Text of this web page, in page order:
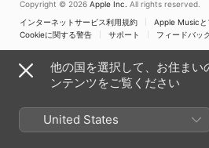
Copyright © 2026 Apple Inc. All rights reserved.
インターネットサービス利用規約
Apple Musicと
Cookieに関する警告
サポート フィードバック
他の国を選択して、お住まい
ンテンツをご覧ください
United States